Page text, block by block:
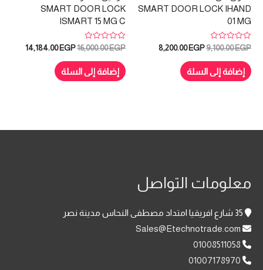
SMART DOOR LOCK IHAND
01 MG
تم
من
5
9,100.00EGP
السعر
هو:
9,100.00 EGP.
8,200.00 EGP
إضافة إلى السلة
SMART DOOR LOCK
ISMART 15 MG C
تم
من
5
16,000.00EGP
السعر
هو:
16,000.00 EGP.
14,184.00 EGP
السعر
إضافة إلى السلة
معلومات التواصل
01008511058
01007178970